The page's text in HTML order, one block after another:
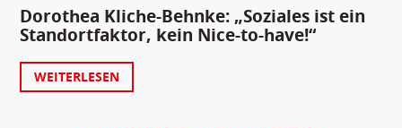
Dorothea Kliche-Behnke: „Soziales ist ein
Standortfaktor, kein Nice-to-have!“
WEITERLESEN